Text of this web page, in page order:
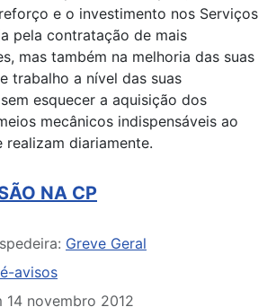
e o investimento nos Serviços
pela contratação de mais
mas também na melhoria das suas
trabalho a nível das suas
esquecer a aquisição dos
mecânicos indispensáveis ao
realizam diariamente.
NA CP
Greve Geral
avisos
14 novembro 2012